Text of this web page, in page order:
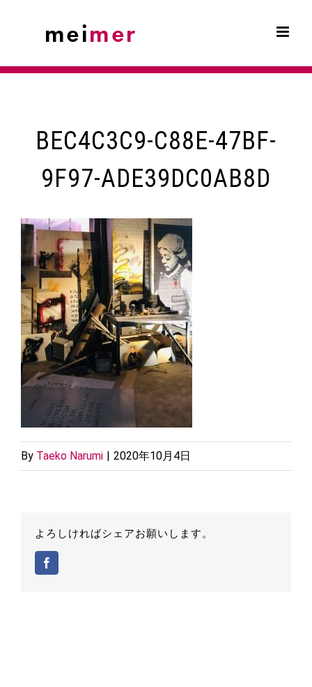
BEC4C3C9-C88E-47BF-
9F97-ADE39DC0AB8D
By Taeko Narumi | 2020年10月4日
よろしければシェアお願いします。